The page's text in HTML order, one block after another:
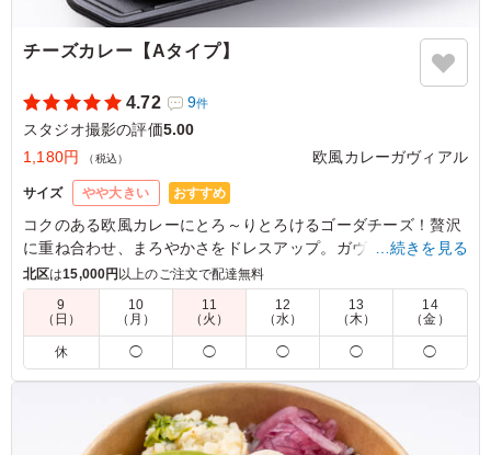
チーズカレー【Aタイプ】
4.72 9件
スタジオ撮影の評価5.00
1,180円
（税込） 欧風カレーガヴィアル
サイズ やや大きい おすすめ
コクのある欧風カレーにとろ～りとろけるゴーダチーズ！贅沢
に重ね合わせ、まろやかさをドレスアップ。ガヴィアル人気メ
ニューの一つで、チーズ好きなあなたにピッタリです。
5.0
大きなチーズがカレーを覆うように乗っており、非常に魅
力的で人気があるのも納得の一品でした。丸ごと入ったジ
ャガイモも良いアクセントになっており、大変満足してお
ります。もし温かい状態でいただくことができれば、チー
ズがとろけてより一層美味しくなるのではないかと感じま
…続きを見る
北区は15,000円 以上のご注文で配達無料
9
（日）
10
（月）
11
（火）
12
（水）
13
（木）
14
（金）
休 ◯ ◯ ◯ ◯ ◯